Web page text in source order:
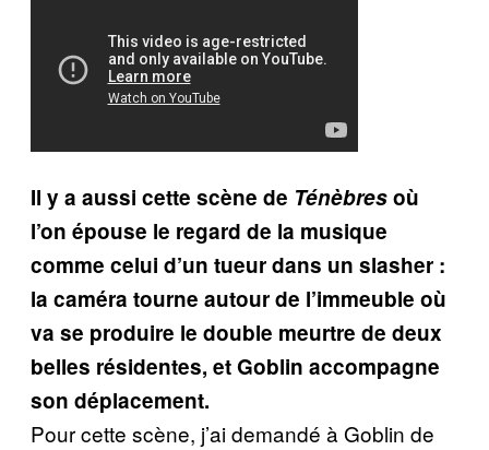
Il y a aussi cette scène de Ténèbresoù
l’on épouse le regard de la musique
comme celui d’un tueur dans un slasher :
la caméra tourne autour de l’immeuble où
va se produire le double meurtre de deux
belles résidentes, et Goblin accompagne
son déplacement.
Pour cette scène, j’ai demandé à Goblin de